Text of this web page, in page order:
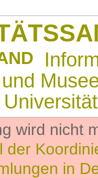
wird nicht
der
in